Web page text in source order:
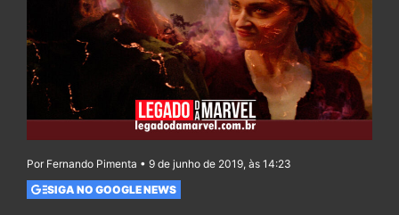
Por Fernando Pimenta • 9 de junho de 2019, às 14:23
SIGA NO GOOGLE NEWS